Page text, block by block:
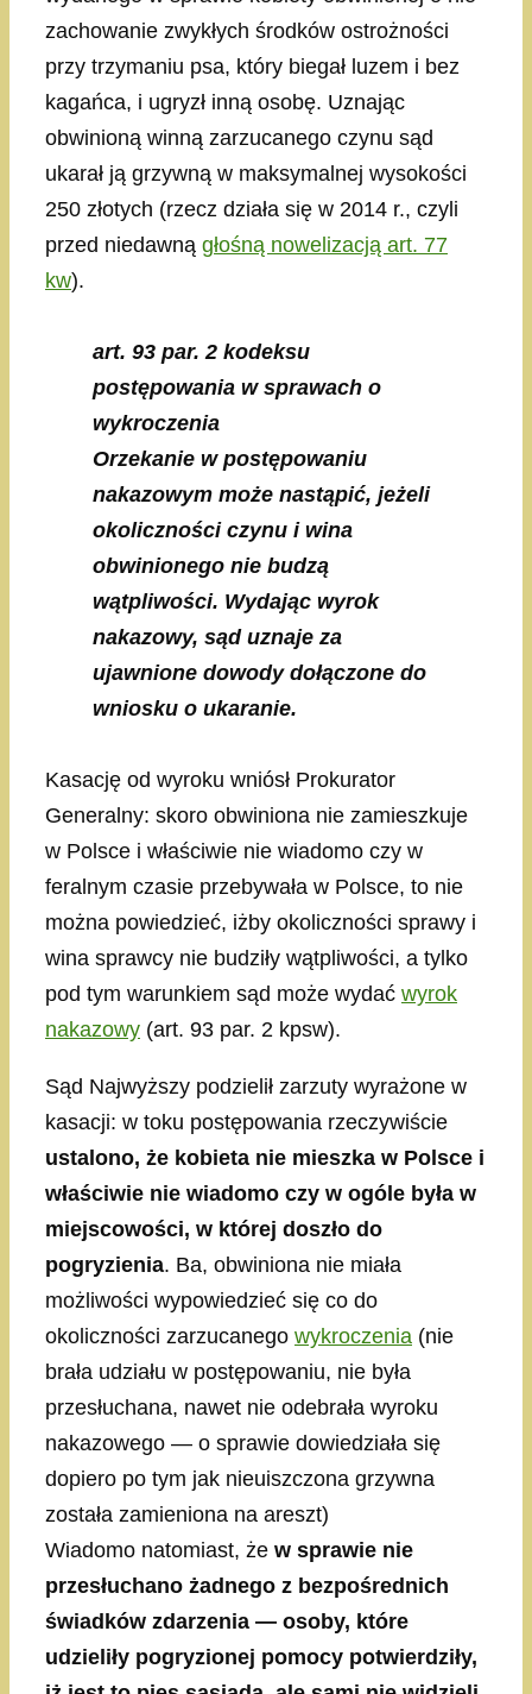
zachowanie zwykłych środków ostrożności
przy trzymaniu psa, który biegał luzem i bez
kagańca, i ugryzł inną osobę. Uznając
obwinioną winną zarzucanego czynu sąd
ukarał ją grzywną w maksymalnej wysokości
250 złotych (rzecz działa się w 2014 r., czyli
przed niedawną głośną nowelizacją art. 77
kw).
art. 93 par. 2 kodeksu
postępowania w sprawach o
wykroczenia
Orzekanie w postępowaniu
nakazowym może nastąpić, jeżeli
okoliczności czynu i wina
obwinionego nie budzą
wątpliwości. Wydając wyrok
nakazowy, sąd uznaje za
ujawnione dowody dołączone do
wniosku o ukaranie.
Kasację od wyroku wniósł Prokurator
Generalny: skoro obwiniona nie zamieszkuje
w Polsce i właściwie nie wiadomo czy w
feralnym czasie przebywała w Polsce, to nie
można powiedzieć, iżby okoliczności sprawy i
wina sprawcy nie budziły wątpliwości, a tylko
pod tym warunkiem sąd może wydać wyrok
nakazowy (art. 93 par. 2 kpsw).
Sąd Najwyższy podzielił zarzuty wyrażone w
kasacji: w toku postępowania rzeczywiście
ustalono, że kobieta nie mieszka w Polsce i
właściwie nie wiadomo czy w ogóle była w
miejscowości, w której doszło do
pogryzienia. Ba, obwiniona nie miała
możliwości wypowiedzieć się co do
okoliczności zarzucanego wykroczenia (nie
brała udziału w postępowaniu, nie była
przesłuchana, nawet nie odebrała wyroku
nakazowego — o sprawie dowiedziała się
dopiero po tym jak nieuiszczona grzywna
została zamieniona na areszt)
Wiadomo natomiast, że w sprawie nie
przesłuchano żadnego z bezpośrednich
świadków zdarzenia — osoby, które
udzieliły pogryzionej pomocy potwierdziły,